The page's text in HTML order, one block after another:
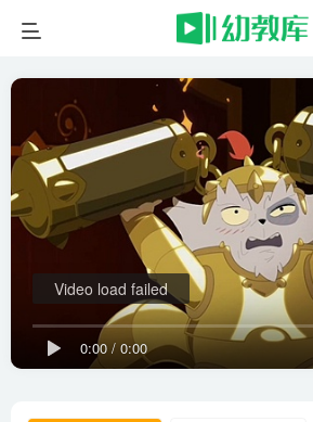
0:00/0:00
Video load failed